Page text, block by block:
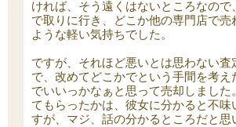
ければ、そう遠くはないところなので
で取りに行き、どこか他の専門店で売
ような軽い気持ちでした。
ですが、それほど悪いとは思わない査
で、改めてどこかでという手間を考え
でいいっかなぁと思って売却しました
てもらったかは、彼女に分かると不味
すが、マジ、話の分かるところだと思